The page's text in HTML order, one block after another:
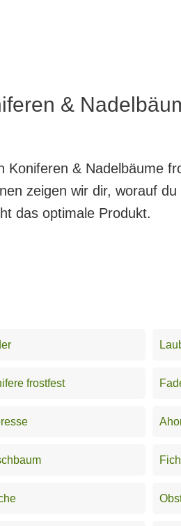
&
Koniferen & Nadelbäume
zeigen wir dir, worauf
das optimale Produkt.
frostfest